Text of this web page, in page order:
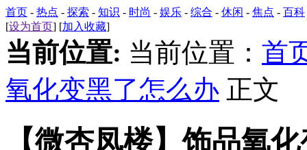
首页 - 热点 - 探索 - 知识 - 时尚 - 娱乐 - 综合 - 休闲 - 焦点 - 百科
[设为首页] [加入收藏]
当前位置: 当前位置： 首
氧化变黑了怎么办 正文
【微杏凤楼】饰品氧